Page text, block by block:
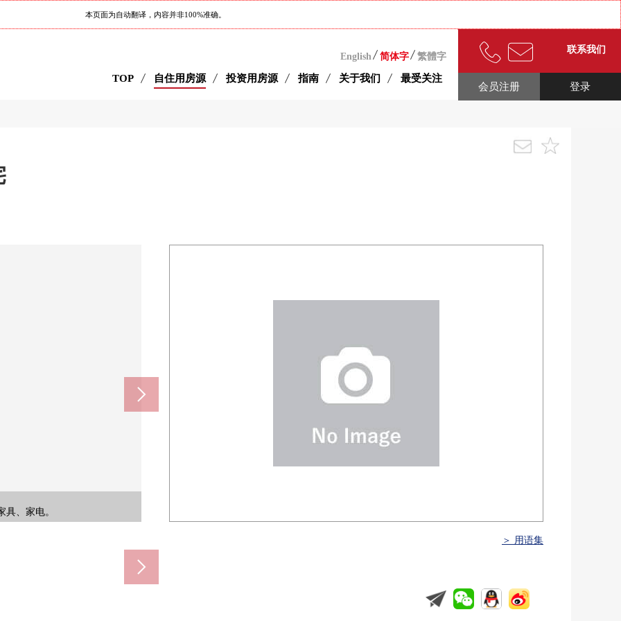
本页面为自动翻译，内容并非100%准确。
English 简体字 繁體字
TOP 自住用房源 投资用房源 指南 关于我们 最受关注
联系我们
登录
会员注册
、家电。
外面的空气以及阳光拿进来。※
家电。
、家电。
过能互相注视，放心。※销售
电。
的家具、家电。
括照片中的家具、家电。
售价格不包括照片中的家具、
家具、家电。
家具、家电。
米日式房间。※销售价格不包括
片中的家具、家电。
式房间的存储空间。
片中的家具、家电。
具、家电。
、家电。
西式房间。※销售价格不包括照
照片中的家具、家电。
间的存储空间。宽度广阔，并
好像有用。
塌米西式房间。※销售价格不包
括照片中的家具、家电。
米西式房间的存储空间。
括照片中的家具、家电。
括照片中的家具、家电。
米西式房间的存储空间。
柜。
)的出入正成为可能。
约400m)
(约500m)
＞ 用语集